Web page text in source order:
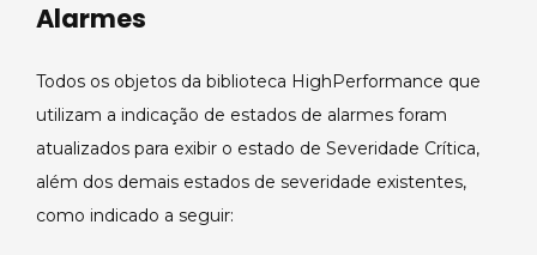
Alarmes
Todos os objetos da biblioteca HighPerformance que
utilizam a indicação de estados de alarmes foram
atualizados para exibir o estado de Severidade Crítica,
além dos demais estados de severidade existentes,
como indicado a seguir: